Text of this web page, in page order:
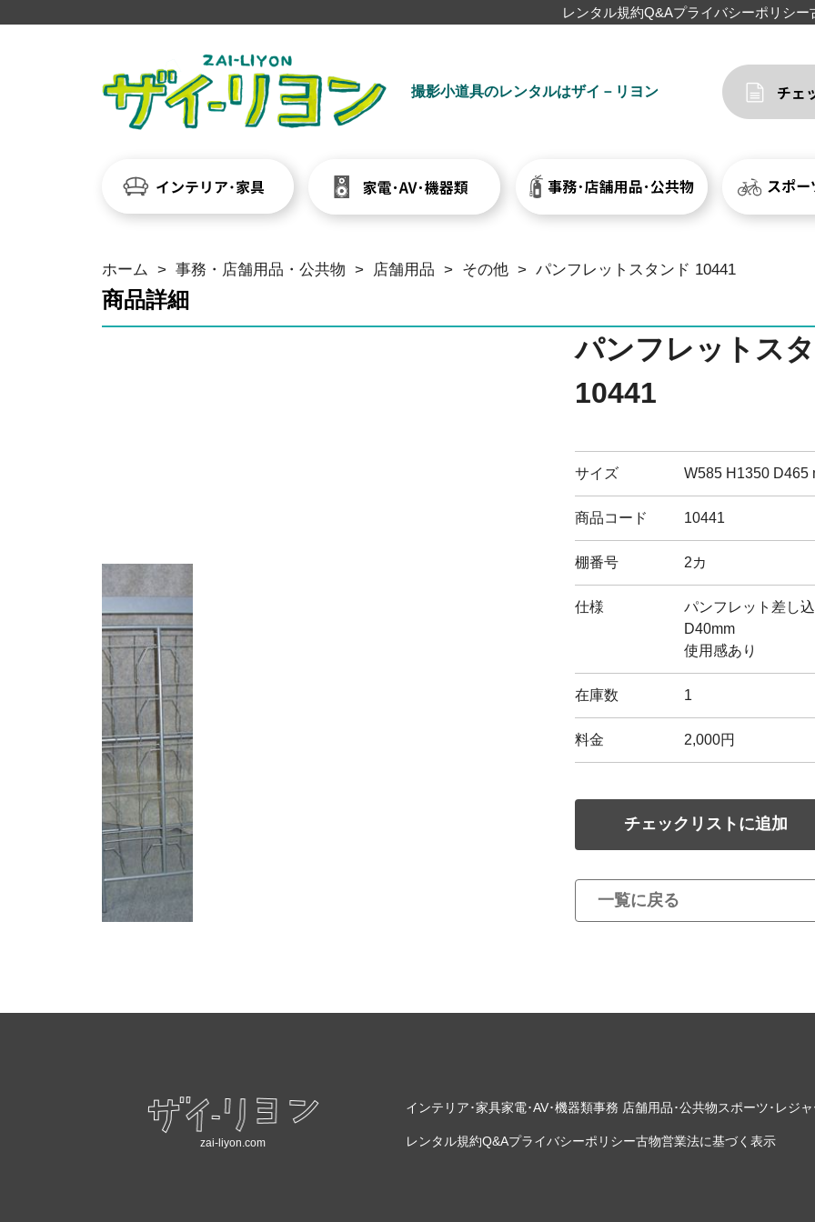
レンタル規約Q&Aプライバシーポリシー
撮影小道具のレンタルはザイ－リヨン
ホーム > 事務・店舗用品・公共物 > 店舗用品 > その他 > パンフレットスタンド 10441
商品詳細
パンフレットス
10441
サイズ W585 H1350 D465
商品コード 10441
棚番号 2カ
仕様
パンフレット差し
D40mm
使用感あり
在庫数 1
料金 2,000円
チェックリストに追加
一覧に戻る
zai-liyon.com
インテリア･家具家電･AV･機器類事務 店舗用品･公共物スポーツ･レジャ
レンタル規約Q&Aプライバシーポリシー古物営業法に基づく表示